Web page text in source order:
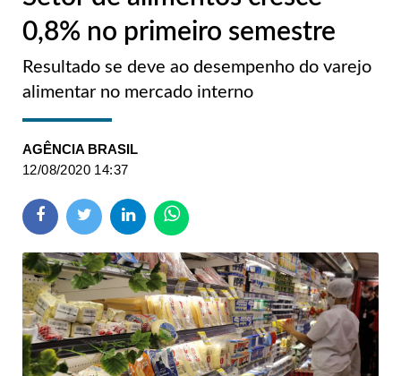
0,8% no primeiro semestre
Resultado se deve ao desempenho do varejo
alimentar no mercado interno
AGÊNCIA BRASIL
12/08/2020 14:37